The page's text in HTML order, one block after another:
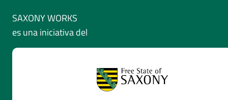
SAXONY WORKS
es una iniciativa del